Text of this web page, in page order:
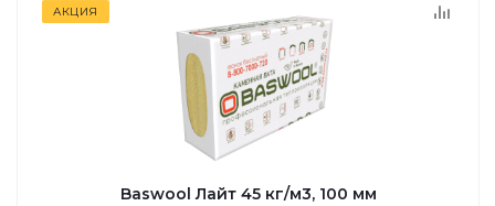
АКЦИЯ
Baswool Лайт 45 кг/м3, 100 мм